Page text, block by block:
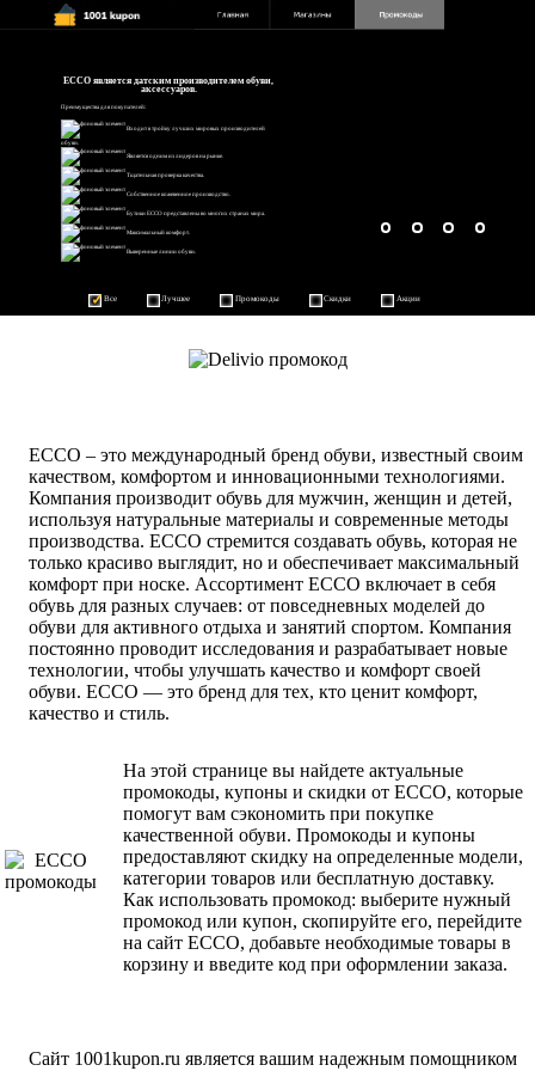
ECCO является датским производителем обуви,
аксессуаров.
Преимущества для покупателей:
Входит в тройку лучших мировых производителей
обуви.
Является одним из лидеров на рынке.
Тщательная проверка качества.
Собственное кожевенное производство.
Бутики ECCO представлены во многих странах мира.
Максимальный комфорт.
Выверенные линии обуви.
Все Лучшее Промокоды Скидки Акции
ECCO – это международный бренд обуви, известный своим
качеством, комфортом и инновационными технологиями.
Компания производит обувь для мужчин, женщин и детей,
используя натуральные материалы и современные методы
производства. ECCO стремится создавать обувь, которая не
только красиво выглядит, но и обеспечивает максимальный
комфорт при носке. Ассортимент ECCO включает в себя
обувь для разных случаев: от повседневных моделей до
обуви для активного отдыха и занятий спортом. Компания
постоянно проводит исследования и разрабатывает новые
технологии, чтобы улучшать качество и комфорт своей
обуви. ECCO — это бренд для тех, кто ценит комфорт,
качество и стиль.
На этой странице вы найдете актуальные
промокоды, купоны и скидки от ECCO, которые
помогут вам сэкономить при покупке
качественной обуви. Промокоды и купоны
предоставляют скидку на определенные модели,
категории товаров или бесплатную доставку.
Как использовать промокод: выберите нужный
промокод или купон, скопируйте его, перейдите
на сайт ECCO, добавьте необходимые товары в
корзину и введите код при оформлении заказа.
Сайт 1001kupon.ru является вашим надежным помощником